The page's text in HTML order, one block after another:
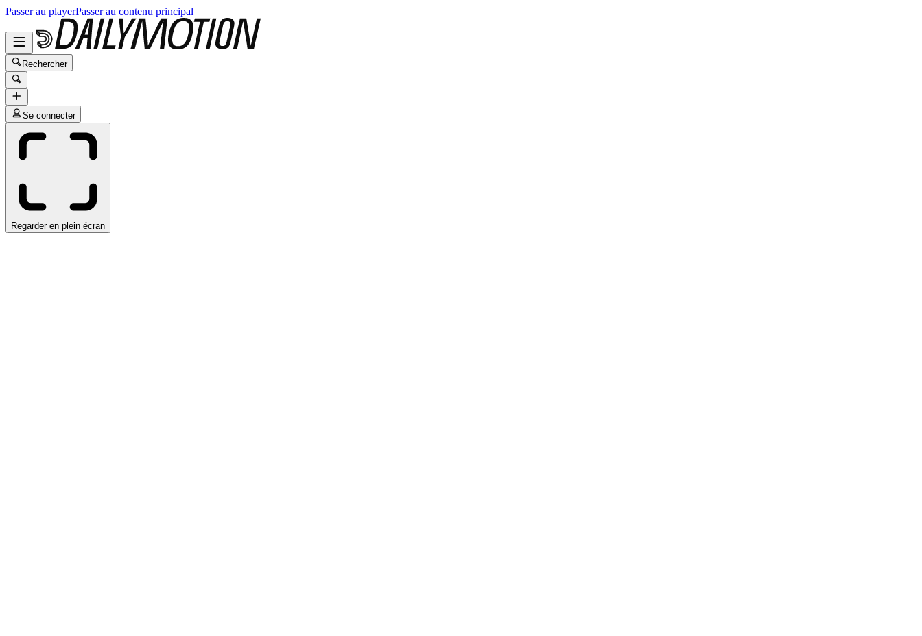
Passer au playerPasser au contenu principal
Rechercher
Se connecter
Regarder en plein écran